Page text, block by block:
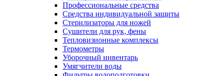
Профессиональные средства
Средства индивидуальной защиты
Стерилизаторы для ножей
Сушители для рук, фены
Тепловизионные комплексы
Термометры
Уборочный инвентарь
Умягчители воды